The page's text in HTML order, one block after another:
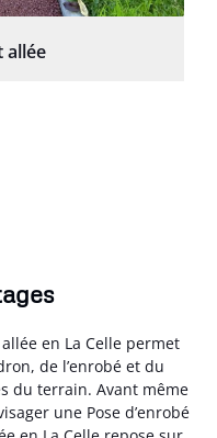
allée
en La Celle permet
de l’enrobé et du
du terrain. Avant même
une Pose d’enrobé